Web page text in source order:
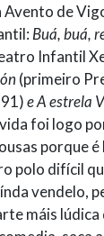
Avento de
Buá, buá,
Infantil
(primeiro
e A estrela
foi logo
porque
polo difícil
vendelo,
máis lúdica